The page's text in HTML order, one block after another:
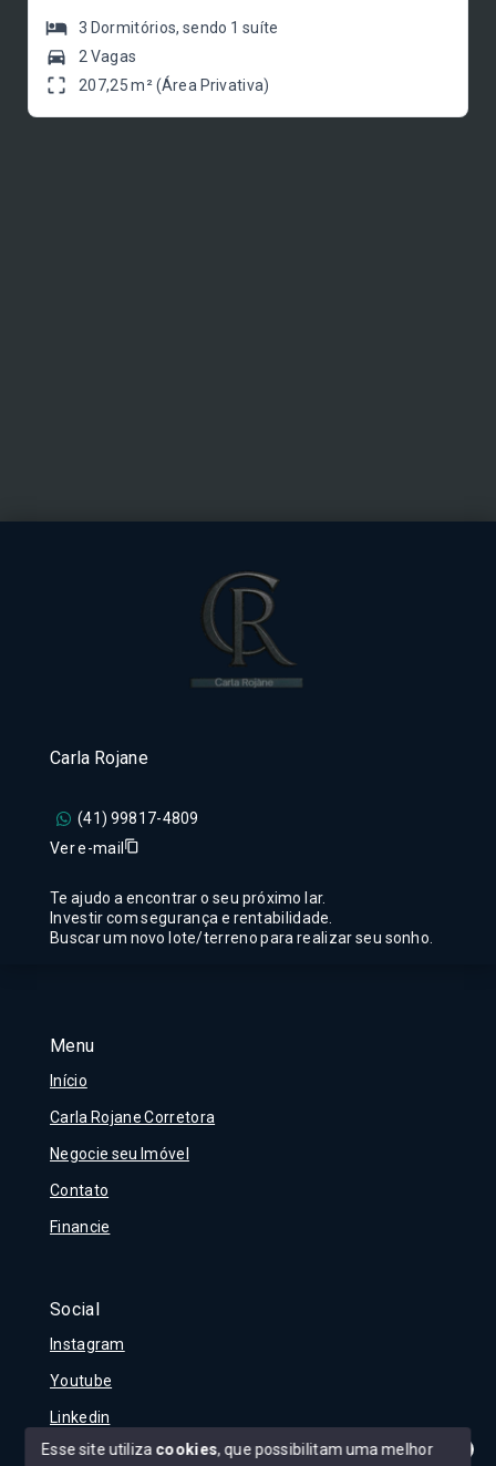
3 Dormitórios, sendo 1 suíte
2 Vagas
207,25 m² (Área Privativa)
Menu
Início
Carla Rojane Corretora
Negocie seu Imóvel
Contato
Financie
Social
Instagram
Youtube
Linkedin
Carla Rojane
(41) 99817-4809
Ver e-mail
Te ajudo a encontrar o seu próximo lar.
Investir com segurança e rentabilidade.
Buscar um novo lote/terreno para realizar seu sonho.
Esse site utiliza cookies, que possibilitam uma melhor